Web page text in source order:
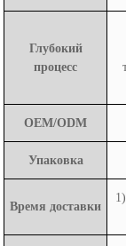
Глубокий
процесс
OEM/ODM
Упаковка
Время доставки